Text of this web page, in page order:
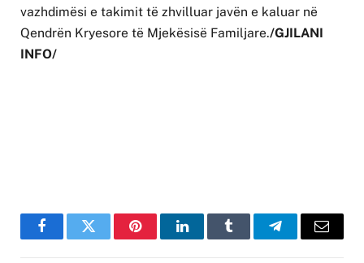
vazhdimësi e takimit të zhvilluar javën e kaluar në
Qendrën Kryesore të Mjekësisë Familjare./GJILANI
INFO/
FacebookTwitter PinterestLinkedInTumblr TelegramEmail